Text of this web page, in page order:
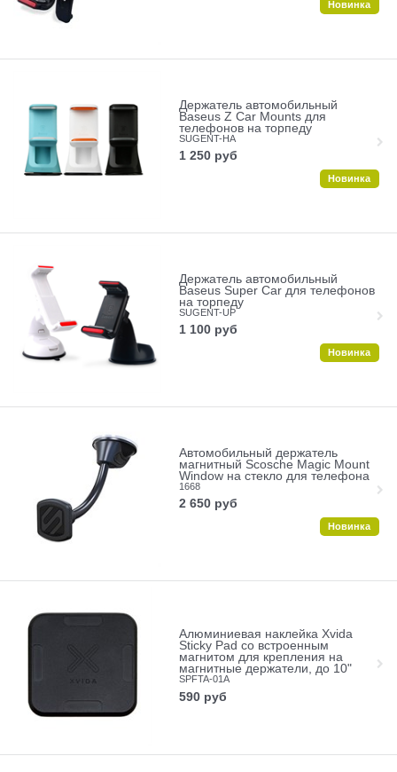
Новинка
Держатель автомобильный
Baseus Z Car Mounts для
телефонов на торпеду
SUGENT-HA
1 250 руб
Новинка
Держатель автомобильный
Baseus Super Car для телефонов
на торпеду
SUGENT-UP
1 100 руб
Новинка
Автомобильный держатель
магнитный Scosche Magic Mount
Window на стекло для телефона
1668
2 650 руб
Новинка
Алюминиевая наклейка Xvida
Sticky Pad со встроенным
магнитом для крепления на
магнитные держатели, до 10"
SPFTA-01A
590 руб